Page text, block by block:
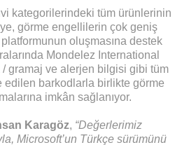
kategorilerindeki tüm ürünlerinin
görme engellilerin çok geniş
oluşmasına destek
Mondelez International
/ gramaj ve alerjen bilgisi gibi tüm
barkodlarla birlikte görme
imkân sağlanıyor.
Karagöz, “Değerlerimiz
Microsoft’un Türkçe sürümünü